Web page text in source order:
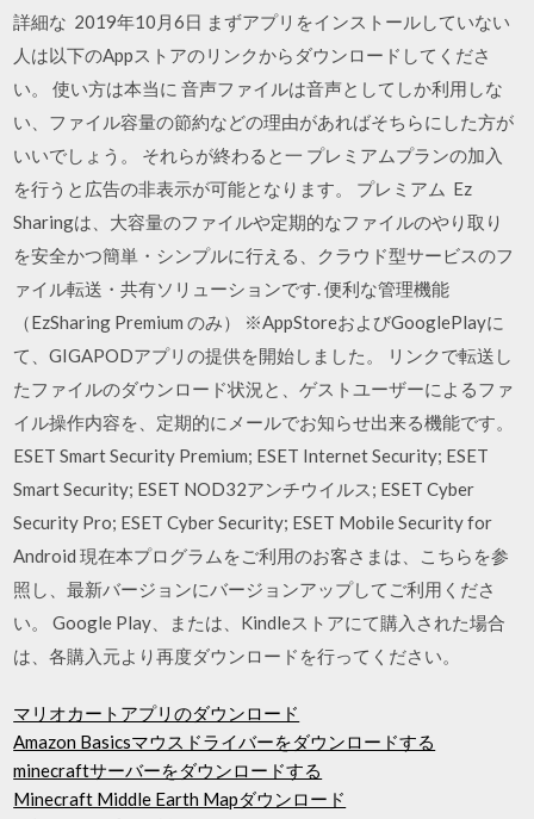
詳細な 2019年10月6日 まずアプリをインストールしていない
人は以下のAppストアのリンクからダウンロードしてくださ
い。 使い方は本当に 音声ファイルは音声としてしか利用しな
い、ファイル容量の節約などの理由があればそちらにした方が
いいでしょう。 それらが終わると一 プレミアムプランの加入
を行うと広告の非表示が可能となります。 プレミアム Ez
Sharingは、大容量のファイルや定期的なファイルのやり取り
を安全かつ簡単・シンプルに行える、クラウド型サービスのフ
ァイル転送・共有ソリューションです. 便利な管理機能
（EzSharing Premium のみ） ※AppStoreおよびGooglePlayに
て、GIGAPODアプリの提供を開始しました。 リンクで転送し
たファイルのダウンロード状況と、ゲストユーザーによるファ
イル操作内容を、定期的にメールでお知らせ出来る機能です。
ESET Smart Security Premium; ESET Internet Security; ESET
Smart Security; ESET NOD32アンチウイルス; ESET Cyber
Security Pro; ESET Cyber Security; ESET Mobile Security for
Android 現在本プログラムをご利用のお客さまは、こちらを参
照し、最新バージョンにバージョンアップしてご利用くださ
い。 Google Play、または、Kindleストアにて購入された場合
は、各購入元より再度ダウンロードを行ってください。
マリオカートアプリのダウンロード
Amazon Basicsマウスドライバーをダウンロードする
minecraftサーバーをダウンロードする
Minecraft Middle Earth Mapダウンロード